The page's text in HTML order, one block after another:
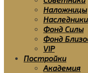
Наложницы
Наследники
Фонд Силы
Фонд
VIP
Постройки
Академия